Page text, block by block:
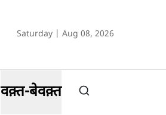
Saturday | Aug 08, 2026
वक़्त-बेवक़्त